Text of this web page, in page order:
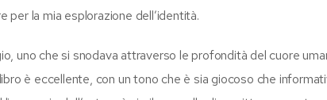
per la mia esplorazione dell’identità.
uno che si snodava attraverso le profondità del cuore
è eccellente, con un tono che è sia giocoso che